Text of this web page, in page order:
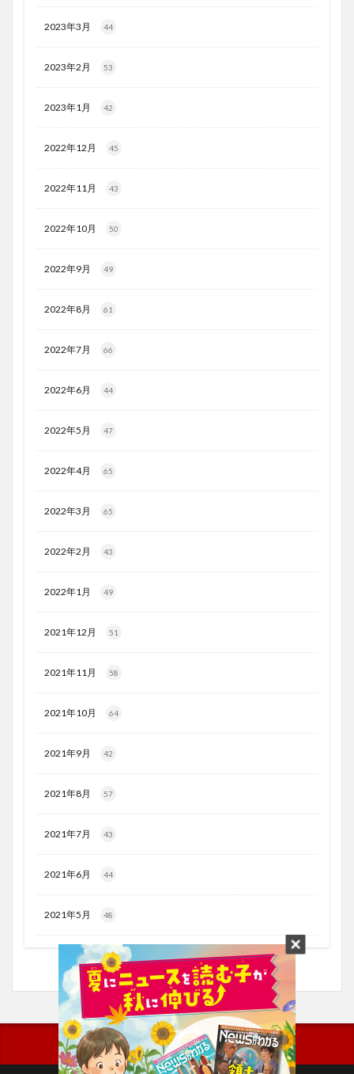
2023年3月 44
2023年2月 53
2023年1月 42
2022年12月 45
2022年11月 43
2022年10月 50
2022年9月 49
2022年8月 61
2022年7月 66
2022年6月 44
2022年5月 47
2022年4月 65
2022年3月 65
2022年2月 43
2022年1月 49
2021年12月 51
2021年11月 58
2021年10月 64
2021年9月 42
2021年8月 57
2021年7月 43
2021年6月 44
2021年5月 48